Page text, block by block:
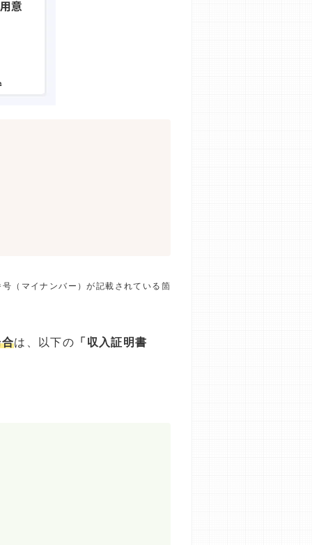
（マイナンバー）が記載されている箇
は、以下の 「収入証明書